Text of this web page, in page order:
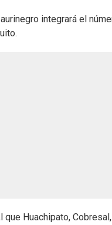
integrará el
Huachipato,